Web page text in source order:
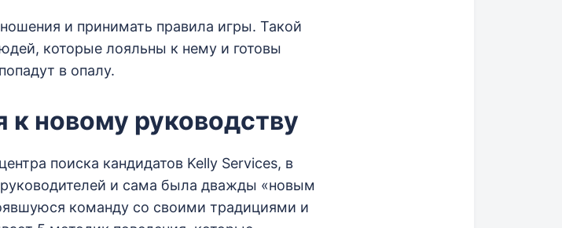
и принимать правила игры. Такой
которые лояльны к нему и готовы
в опалу.
к новому руководству
поиска кандидатов Kelly Services, в
и сама была дважды «новым
команду со своими традициями и